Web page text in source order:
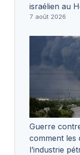
israélien au
7 août 2026
Guerre
comment les
l’industrie